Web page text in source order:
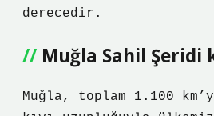
derecedir.
Muğla Sahil Şeridi
Muğla, toplam 1.100